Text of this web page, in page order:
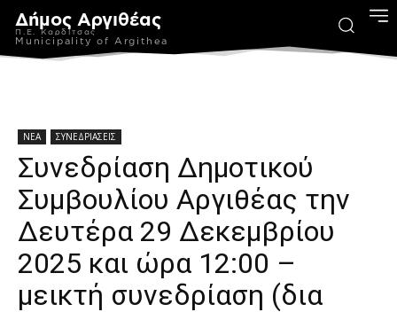
Δήμος Αργιθέας
Π.Ε. Καρδίτσας
Municipality of Argithea
ΝΕΑ ΣΥΝΕΔΡΙΑΣΕΙΣ
Συνεδρίαση Δημοτικού
Συμβουλίου Αργιθέας την
Δευτέρα 29 Δεκεμβρίου
2025 και ώρα 12:00 –
μεικτή συνεδρίαση (δια